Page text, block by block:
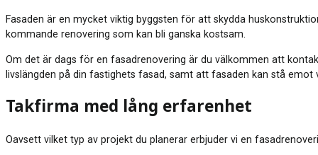
Fasaden är en mycket viktig byggsten för att skydda
kommande renovering som kan bli ganska kostsam.
Om det är dags för en fasadrenovering är du välkommen att
livslängden på din fastighets fasad, samt att fasaden kan stå
Takfirma med lång erfarenhet
Oavsett vilket typ av projekt du planerar erbjuder vi en